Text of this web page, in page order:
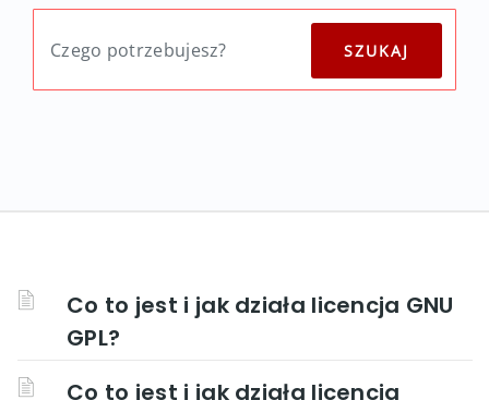
Co to jest i jak działa licencja GNU
GPL?
Co to jest i jak działa licencja